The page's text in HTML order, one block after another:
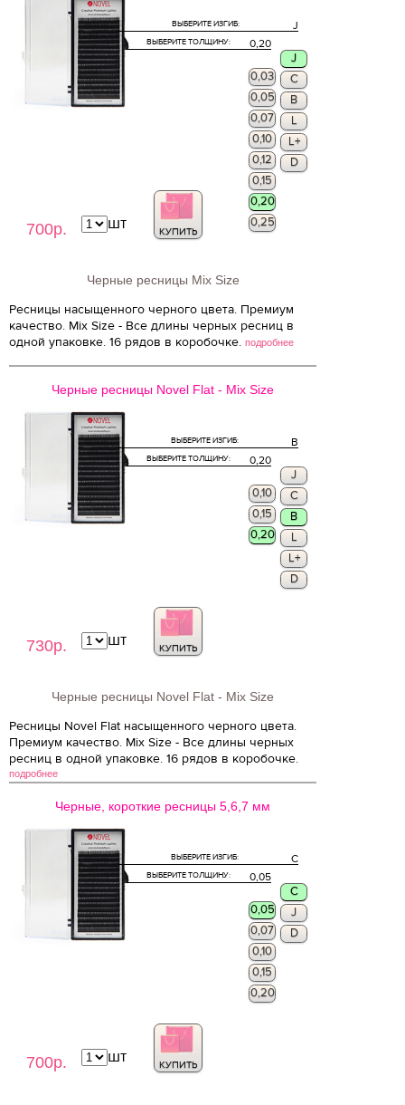
700р.
J
ВЫБЕРИТЕ ИЗГИБ:
0,20
ВЫБЕРИТЕ ТОЛЩИНУ:
J
0,03
0,05
0,07
0,10
0,12
0,15
0,20
0,25
C
B
L
L+
D
КУПИТЬ
шт
Черные ресницы Mix Size
Ресницы насыщенного черного цвета. Премиум
качество. Mix Size - Все длины черных ресниц в
одной упаковке. 16 рядов в коробочке. подробнее
Черные ресницы Novel Flat - Mix Size
730р.
B
ВЫБЕРИТЕ ИЗГИБ:
0,20
ВЫБЕРИТЕ ТОЛЩИНУ:
J
C
B
0,10
0,15
0,20
L
L+
D
КУПИТЬ
шт
Черные ресницы Novel Flat - Mix Size
Ресницы Novel Flat насыщенного черного цвета.
Премиум качество. Mix Size - Все длины черных
ресниц в одной упаковке. 16 рядов в коробочке.
подробнее
Черные, короткие ресницы 5,6,7 мм
700р.
C
ВЫБЕРИТЕ ИЗГИБ:
0,05
ВЫБЕРИТЕ ТОЛЩИНУ:
C
0,05
0,07
0,10
0,15
0,20
J
D
КУПИТЬ
шт